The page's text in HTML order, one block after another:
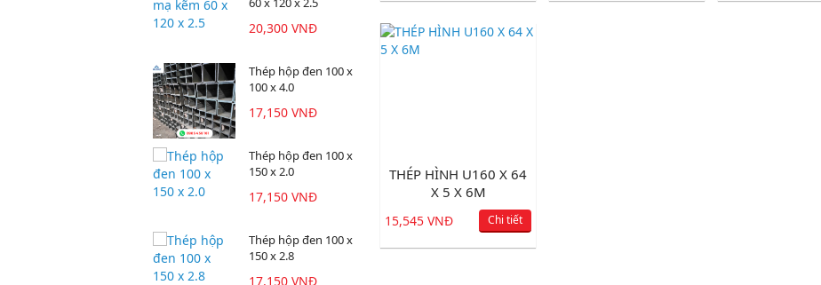
20,300 VNĐ
Thép hộp đen 100 x
100 x 4.0
17,150 VNĐ
Thép hộp đen 100 x
150 x 2.0
17,150 VNĐ
Thép hộp đen 100 x
150 x 2.8
17,150 VNĐ
THÉP HÌNH U160 X 64
X 5 X 6M
15,545 VNĐ Chi tiết